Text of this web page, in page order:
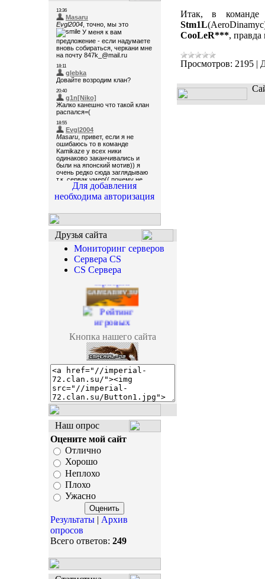
Для добавления
необходима авторизация
Друзья сайта
Мониторинг серверов
Сервера CS
CS Сервера
Кнопка нашего сайта
Наш опрос
Оцените мой сайт
Отлично
Хорошо
Неплохо
Плохо
Ужасно
Результаты| Архив
опросов
Всего ответов: 249
Итак, в команде
Stm1L
CooLeR***, правда
Просмотров: 2195 |